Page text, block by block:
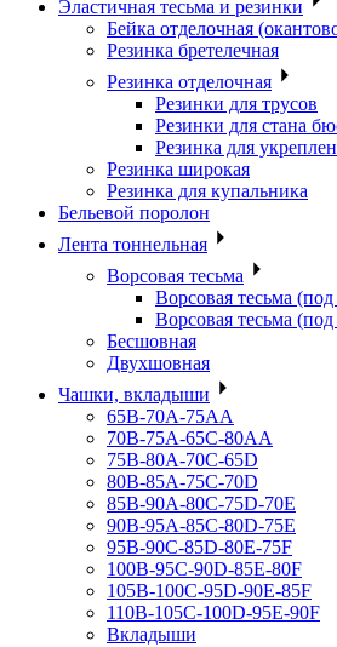
Эластичная тесьма и резинки
Бейка отделочная
Резинка бретелечная
Резинка отделочная
Резинки для трусов
Резинки для стана
Резинка для
Резинка широкая
Резинка для купальника
Бельевой поролон
Лента тоннельная
Ворсовая тесьма
Ворсовая тесьма
Ворсовая тесьма
Бесшовная
Двухшовная
Чашки, вкладыши
65B-70A-75АА
70В-75А-65С-80АА
75В-80А-70С-65D
80В-85А-75С-70D
85В-90А-80С-75D-70E
90B-95A-85C-80D-75E
95B-90C-85D-80E-75F
100B-95C-90D-85E-80F
105B-100C-95D-90E-85F
110B-105C-100D-95E-90F
Вкладыши